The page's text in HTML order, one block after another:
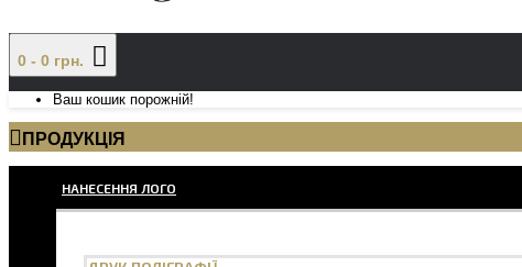
0 - 0 грн.
Ваш кошик порожній!
ПРОДУКЦІЯ
НАНЕСЕННЯ ЛОГО